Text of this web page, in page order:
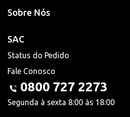
Sobre Nós
SAC
Status do Pedido
Fale Conosco
0800 727 2273
Segunda à sexta 8:00 às 18:00